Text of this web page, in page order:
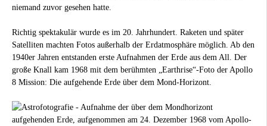
niemand zuvor gesehen hatte.
Richtig spektakulär wurde es im 20. Jahrhundert. Raketen und später
Satelliten machten Fotos außerhalb der Erdatmosphäre möglich. Ab den
1940er Jahren entstanden erste Aufnahmen der Erde aus dem All. Der
große Knall kam 1968 mit dem berühmten „Earthrise“-Foto der Apollo
8 Mission: Die aufgehende Erde über dem Mond-Horizont.